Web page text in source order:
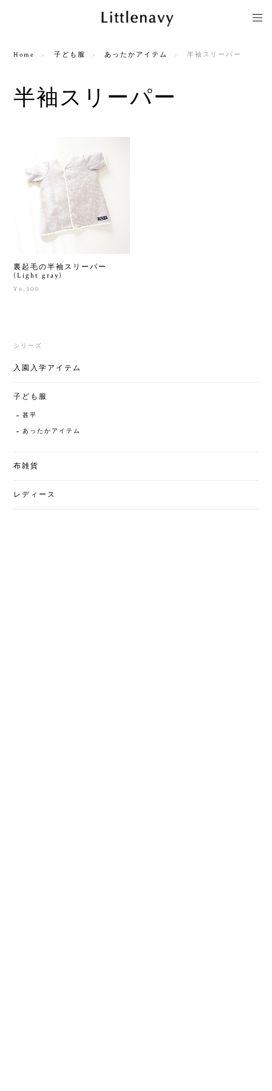
Home 子ども服 あったかアイテム 半袖スリーパー
半袖スリーパー
裏起毛の半袖スリーパー
(Light gray)
¥6,500
シリーズ
入園入学アイテム
子ども服
甚平
あったかアイテム
布雑貨
レディース